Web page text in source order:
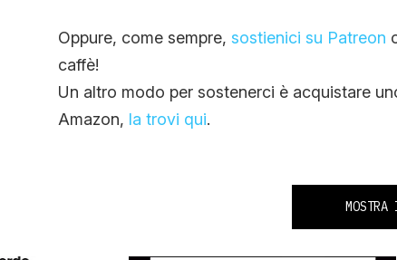
Oppure, come sempre, sostienici su Patreon
caffè!
Un altro modo per sostenerci è acquistare
Amazon, la trovi qui.